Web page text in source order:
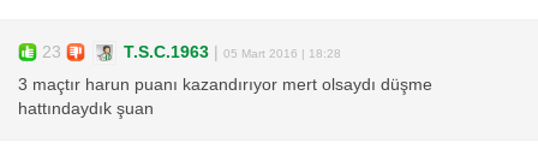
23 T.S.C.1963 05 Mart 2016 | 18:28
3 maçtır harun puanı kazandırıyor mert olsaydı düşme
hattındaydık şuan